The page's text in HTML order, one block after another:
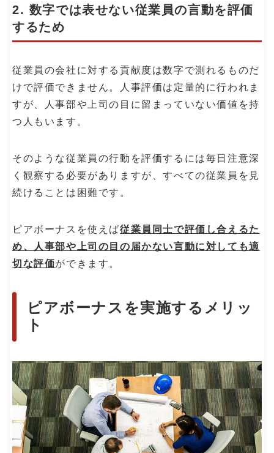
2. 数字では表せない従業員の言動を評価
するため
従業員の会社に対する貢献度は数字で測れるものだ
けで評価できません。人事評価は定量的に行われま
すが、人事部や上司の目に留まっていない価値を持
つ人もいます。
そのような従業員の行動を評価するには毎日注意深
く観察する必要がありますが、すべての従業員を見
続けることは困難です。
ピアボーナスを使えば従業員同士で評価し合えるた
め、人事部や上司の目の届かない言動に対しても適
切な評価ができます。
ピアボーナスを実施するメリッ
ト